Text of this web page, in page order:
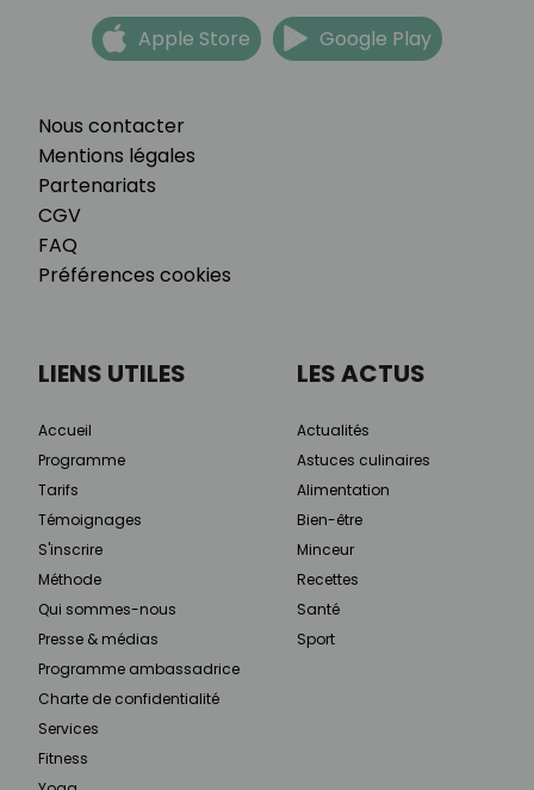
Nous contacter
Mentions légales
Partenariats
CGV
FAQ
Préférences cookies
Apple Store Google Play
LIENS UTILES
Accueil
Programme
Tarifs
Témoignages
S'inscrire
Méthode
Qui sommes-nous
Presse & médias
Programme ambassadrice
Charte de confidentialité
Services
Fitness
LES ACTUS
Actualités
Astuces culinaires
Alimentation
Bien-être
Minceur
Recettes
Santé
Sport